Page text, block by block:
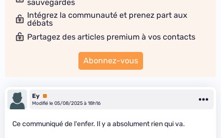
sauvegardes
Intégrez la communauté et prenez part aux
débats
Partagez des articles premium à vos contacts
Abonnez-vous
Ey Premium
Modifié le 05/08/2025 à 18h16
Ce communiqué de l'enfer. Il y a absolument rien qui va.